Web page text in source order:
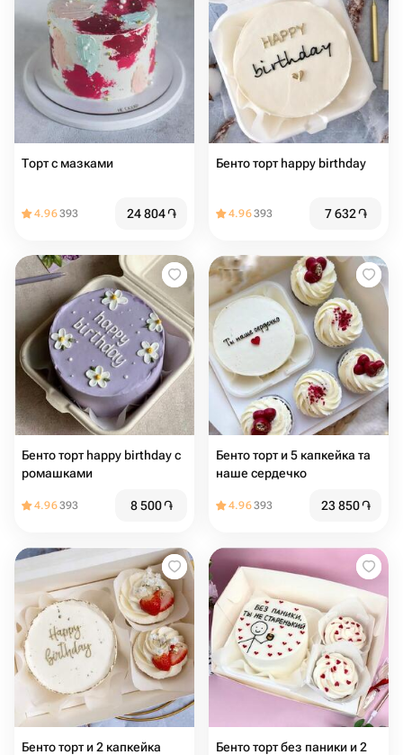
Торт с мазками
4.96393 24 804֏
Бенто торт happy birthday
4.96393 7 632֏
Бенто торт happy birthday с
ромашками
4.96393 8 500֏
Бенто торт и 5 капкейка та
наше сердечко
4.96393 23 850֏
Бенто торт и 2 капкейка
Бенто торт без паники и 2